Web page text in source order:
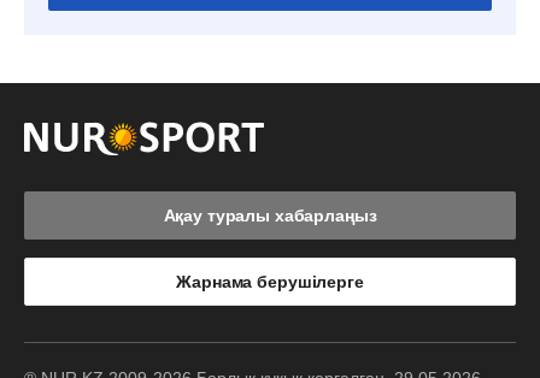
Ақау туралы хабарлаңыз
Жарнама берушілерге